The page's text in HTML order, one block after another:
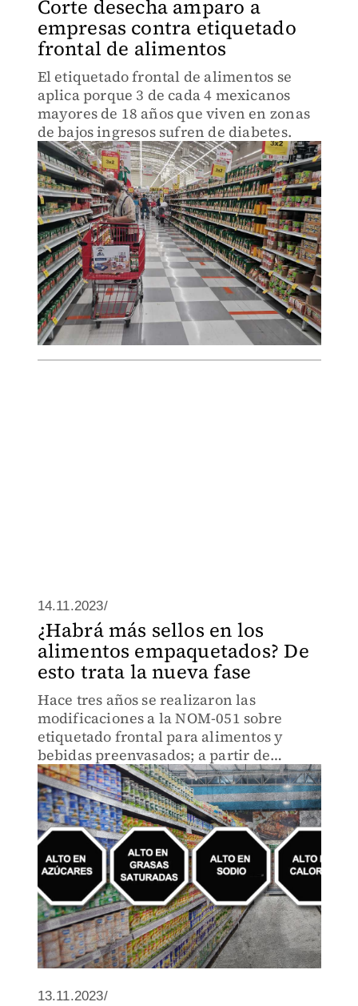
Corte desecha amparo a
empresas contra etiquetado
frontal de alimentos
El etiquetado frontal de alimentos se
aplica porque 3 de cada 4 mexicanos
mayores de 18 años que viven en zonas
de bajos ingresos sufren de diabetes.
14.11.2023/
¿Habrá más sellos en los
alimentos empaquetados? De
esto trata la nueva fase
Hace tres años se realizaron las
modificaciones a la NOM-051 sobre
etiquetado frontal para alimentos y
bebidas preenvasados; a partir de
octubre entró en vigor una nueva fase y
aquí te decimos de qué va y si incluye
más sellos.
13.11.2023/